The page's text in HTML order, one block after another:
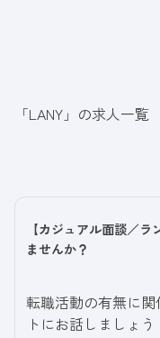
「LANY」の求人一覧
【カジュアル面談／
ませんか？
転職活動の有無に関
トにお話しましょう